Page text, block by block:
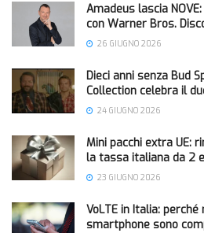
Amadeus lascia
con Warner Bros.
26 GIUGNO 2026
Dieci anni senza Bud
Collection celebra il
24 GIUGNO 2026
Mini pacchi extra UE:
la tassa italiana da 2
23 GIUGNO 2026
VoLTE in Italia:
smartphone sono